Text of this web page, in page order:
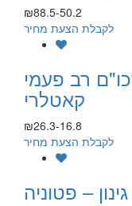
₪88.5-50.2
לקבלת הצעת מחיר
רב פעמי
קאטלרי
₪26.3-16.8
לקבלת הצעת מחיר
– פטוניה